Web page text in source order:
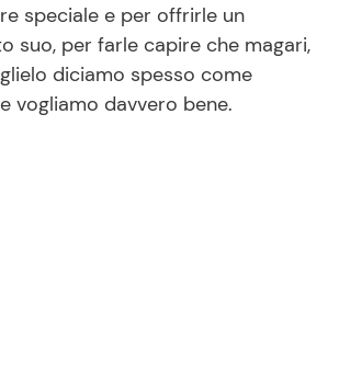
speciale e per offrirle un
suo, per farle capire che magari,
diciamo spesso come
vogliamo davvero bene.